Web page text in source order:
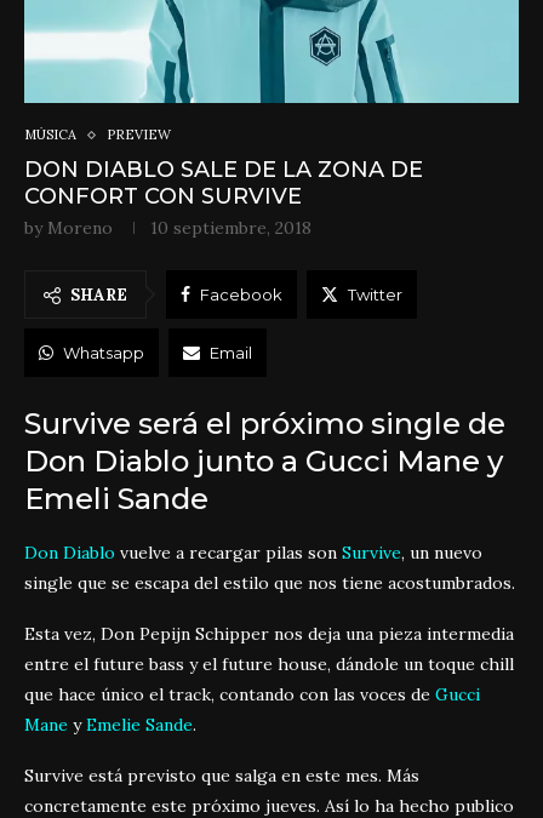
MÚSICA PREVIEW
DON DIABLO SALE DE LA ZONA DE
CONFORT CON SURVIVE
by Moreno 10 septiembre, 2018
SHARE Facebook Twitter
Whatsapp Email
Survive será el próximo single de
Don Diablo junto a Gucci Mane y
Emeli Sande
Don Diablo vuelve a recargar pilas son Survive, un nuevo
single que se escapa del estilo que nos tiene acostumbrados.
Esta vez, Don Pepijn Schipper nos deja una pieza intermedia
entre el future bass y el future house, dándole un toque chill
que hace único el track, contando con las voces de Gucci
Mane yEmelie Sande.
Survive está previsto que salga en este mes. Más
concretamente este próximo jueves. Así lo ha hecho publico